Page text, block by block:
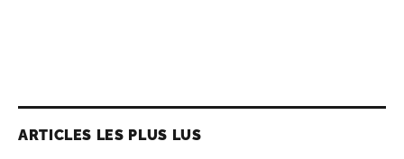
ARTICLES LES PLUS LUS